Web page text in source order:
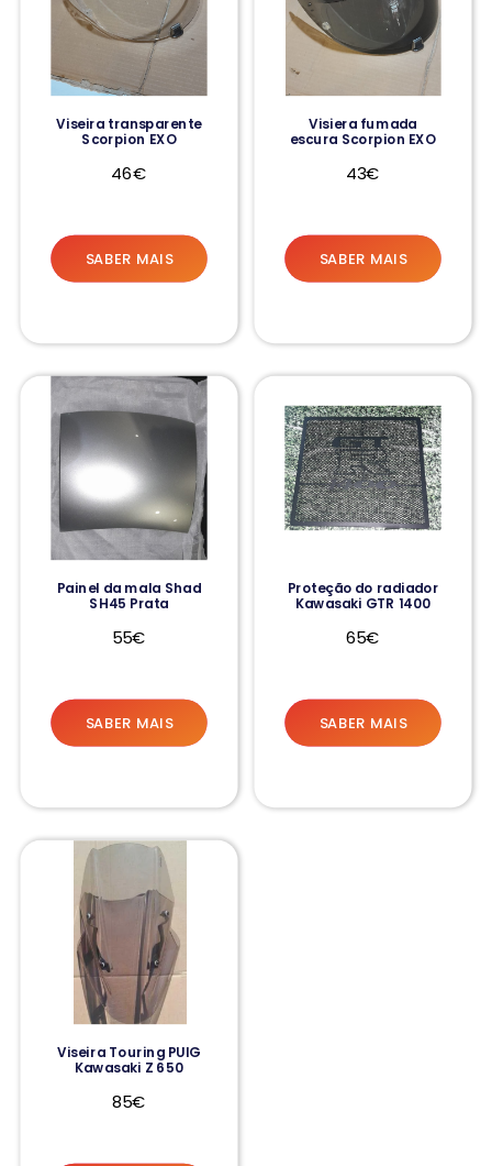
Viseira transparente
Scorpion EXO
46€
SABER MAIS
Visiera fumada
escura Scorpion EXO
43€
SABER MAIS
Painel da mala Shad
SH45 Prata
55€
SABER MAIS
Proteção do radiador
Kawasaki GTR 1400
65€
SABER MAIS
Viseira Touring PUIG
Kawasaki Z 650
85€